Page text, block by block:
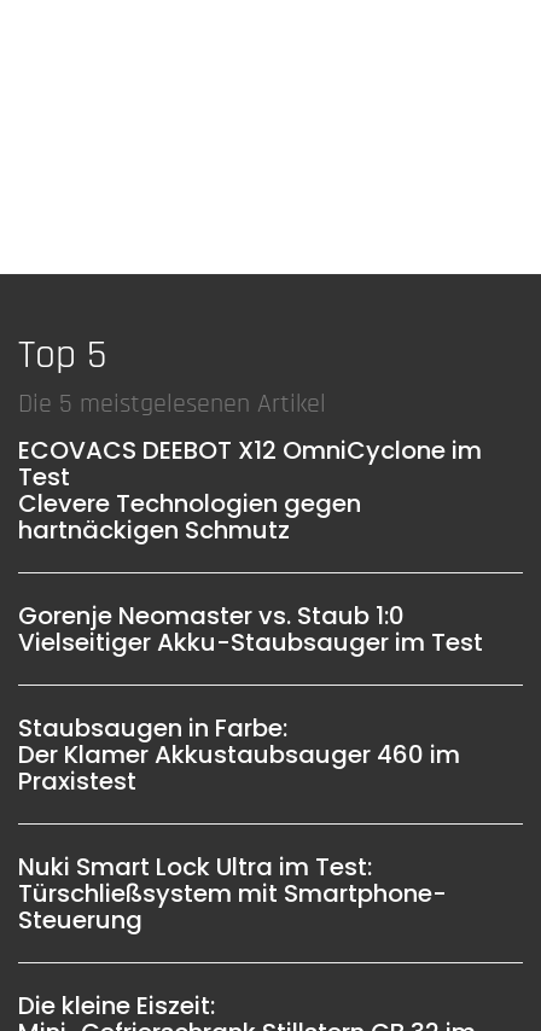
Top 5
Die 5 meistgelesenen Artikel
ECOVACS DEEBOT X12 OmniCyclone im
Test
Clevere Technologien gegen
hartnäckigen Schmutz
Gorenje Neomaster vs. Staub 1:0
Vielseitiger Akku-Staubsauger im Test
Staubsaugen in Farbe:
Der Klamer Akkustaubsauger 460 im
Praxistest
Nuki Smart Lock Ultra im Test:
Türschließsystem mit Smartphone-
Steuerung
Die kleine Eiszeit: